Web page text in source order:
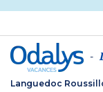
-
Languedoc